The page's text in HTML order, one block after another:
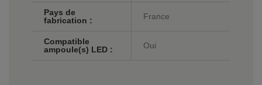
Pays de
fabrication :
France
Compatible
ampoule(s) LED :
Oui